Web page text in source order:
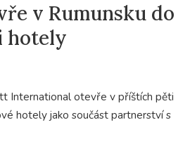
v Rumunsku do
hotely
International otevře v příštích pěti
hotely jako součást partnerství s